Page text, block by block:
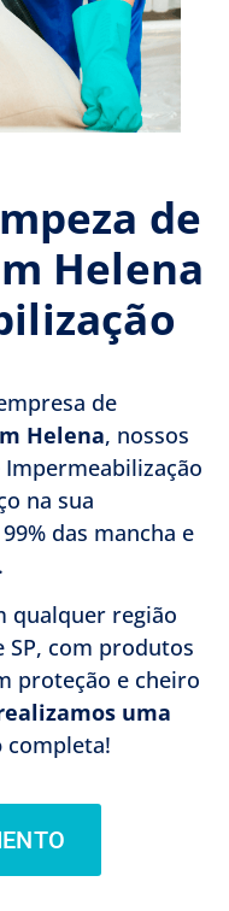
de
Helena
de
Helena, nossos
na sua
das mancha e
qualquer região
SP, com produtos
proteção e cheiro
uma
completa!